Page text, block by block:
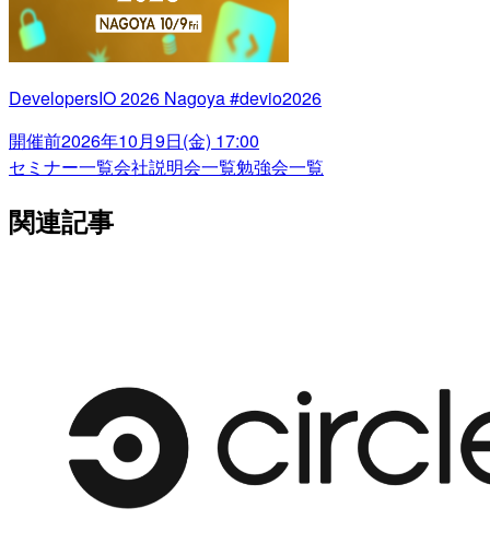
DevelopersIO 2026 Nagoya #devio2026
開催前2026年10月9日(金) 17:00
セミナー一覧会社説明会一覧勉強会一覧
関連記事